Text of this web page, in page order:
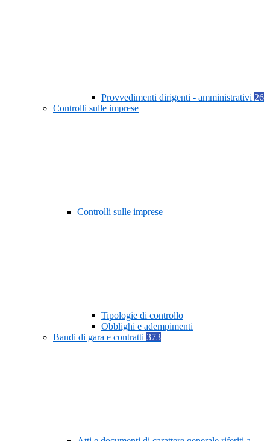
Provvedimenti dirigenti - amministrativi 26
Controlli sulle imprese
Controlli sulle imprese
Tipologie di controllo
Obblighi e adempimenti
Bandi di gara e contratti 373